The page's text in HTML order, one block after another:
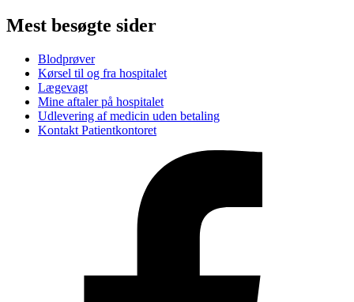
Mest besøgte sider
Blodprøver
Kørsel til og fra hospitalet
Lægevagt
Mine aftaler på hospitalet
Udlevering af medicin uden betaling
Kontakt Patientkontoret